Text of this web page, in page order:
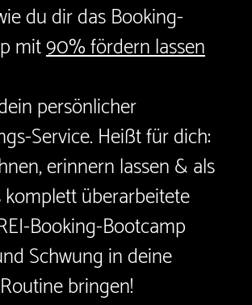
du dir das Booking-
mit90% fördern lassen
persönlicher
Service. Heißt für dich:
erinnern lassen & als
komplett überarbeitete
Booking-Bootcamp
Schwung in deine
bringen!